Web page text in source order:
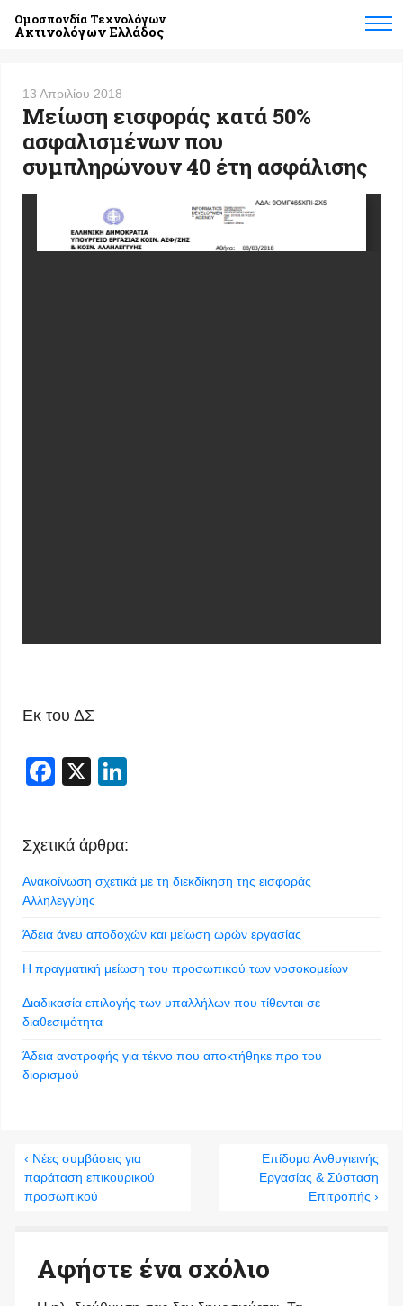
Ομοσπονδία Τεχνολόγων
Ακτινολόγων Ελλάδος
13 Απριλίου 2018
Μείωση εισφοράς κατά 50%
ασφαλισμένων που
συμπληρώνουν 40 έτη ασφάλισης
Εκ του ΔΣ
Facebook
X
Σχετικά άρθρα:
Ανακοίνωση σχετικά με τη διεκδίκηση της εισφοράς
Αλληλεγγύης
Άδεια άνευ αποδοχών και μείωση ωρών εργασίας
Η πραγματική μείωση του προσωπικού των νοσοκομείων
Διαδικασία επιλογής των υπαλλήλων που τίθενται σε
διαθεσιμότητα
Άδεια ανατροφής για τέκνο που αποκτήθηκε προ του
διορισμού
‹ Νέες συμβάσεις για
παράταση επικουρικού
προσωπικού
Επίδομα Ανθυγιεινής
Εργασίας & Σύσταση
Επιτροπής ›
Αφήστε ένα σχόλιο